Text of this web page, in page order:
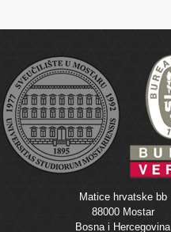
Matice hrvatske bb
88000 Mostar
Bosna i Hercegovina